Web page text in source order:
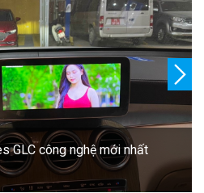
GLC công nghệ mới nhất